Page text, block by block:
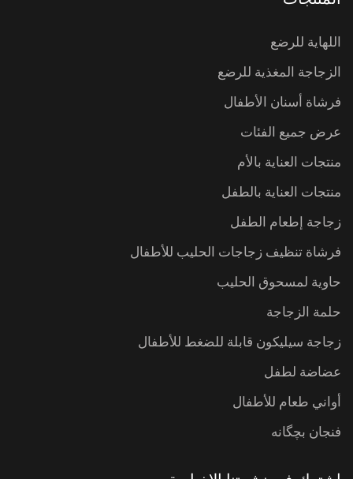
اللهاية للرضع
الزجاجة المغذية للرضع
فرشاة أسنان الأطفال
عرض جميع الفئات
منتجات العناية بالأم
منتجات العناية بالطفل
زجاجة إطعام الطفل
فرشاة تنظيف زجاجات الحليب للأطفال
حاوية لمسحوق الحليب
حلمة الزجاجة
زجاجة سيليكون قابلة للضغط للأطفال
عضاضة لطفل
أواني طعام للأطفال
فنجان بچگانه